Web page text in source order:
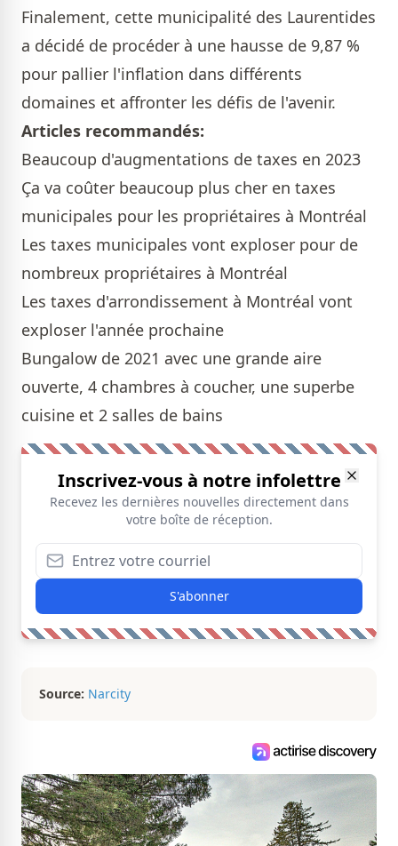
Finalement, cette municipalité des Laurentides
a décidé de procéder à une hausse de 9,87 %
pour pallier l'inflation dans différents
domaines et affronter les défis de l'avenir.
Articles recommandés:
Beaucoup d'augmentations de taxes en 2023
Ça va coûter beaucoup plus cher en taxes
municipales pour les propriétaires à Montréal
Les taxes municipales vont exploser pour de
nombreux propriétaires à Montréal
Les taxes d'arrondissement à Montréal vont
exploser l'année prochaine
Bungalow de 2021 avec une grande aire
ouverte, 4 chambres à coucher, une superbe
cuisine et 2 salles de bains
Inscrivez-vous à notre infolettre
Recevez les dernières nouvelles directement dans
votre boîte de réception.
S'abonner
Source: Narcity